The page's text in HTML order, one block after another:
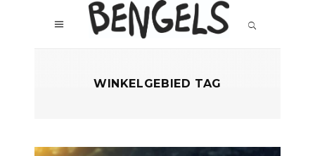
WINKELGEBIED TAG